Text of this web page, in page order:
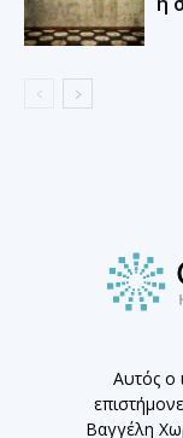
Αυτός ο
Βαγγέλη